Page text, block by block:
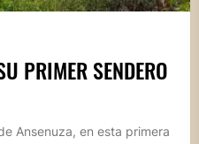
PRIMER SENDERO
Ansenuza, en esta primera